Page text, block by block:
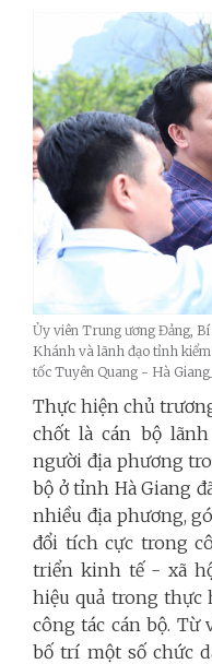
Ủy viên Trung ương Đảng,
Khánh và lãnh đạo tỉnh
tốc Tuyên Quang - Hà
Thực hiện chủ
chốt là cán bộ
người địa phương
bộ ở tỉnh Hà Giang
nhiều địa phương,
đổi tích cực trong
triển kinh tế - xã
hiệu quả trong thực
công tác cán bộ.
bố trí một số chức